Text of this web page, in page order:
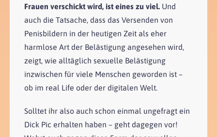
Frauen verschickt wird, ist eines zu viel. Und
auch die Tatsache, dass das Versenden von
Penisbildern in der heutigen Zeit als eher
harmlose Art der Belästigung angesehen wird,
zeigt, wie alltäglich sexuelle Belästigung
inzwischen für viele Menschen geworden ist –
ob im real Life oder der digitalen Welt.
Solltet ihr also auch schon einmal ungefragt ein
Dick Pic erhalten haben – geht dagegen vor!